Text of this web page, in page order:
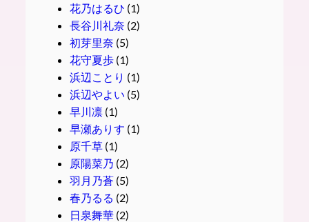
花乃はるひ (1)
長谷川礼奈 (2)
初芽里奈 (5)
花守夏歩(1)
浜辺ことり (1)
浜辺やよい (5)
早川凛(1)
早瀬ありす (1)
原千草(1)
原陽菜乃 (2)
羽月乃蒼(5)
春乃るる (2)
日泉舞華(2)